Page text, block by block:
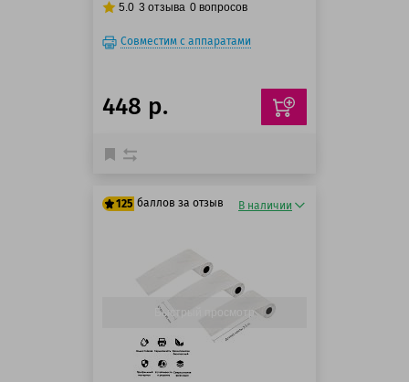
5.0 3 отзыва 0 вопросов
Совместим с аппаратами
448 р.
125 баллов за отзыв В наличии
Быстрый просмотр